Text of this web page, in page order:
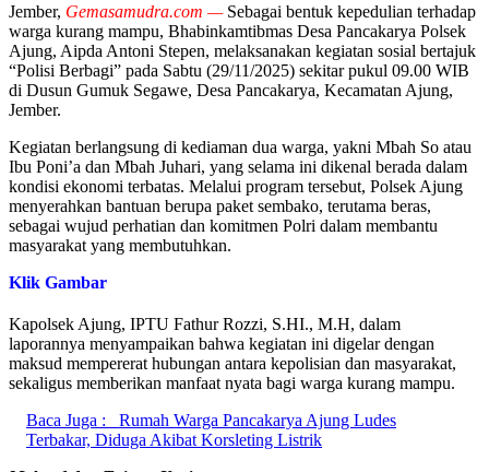
Jember, Gemasamudra.com —Sebagai bentuk kepedulian terhadap
warga kurang mampu, Bhabinkamtibmas Desa Pancakarya Polsek
Ajung, Aipda Antoni Stepen, melaksanakan kegiatan sosial bertajuk
“Polisi Berbagi” pada Sabtu (29/11/2025) sekitar pukul 09.00 WIB
di Dusun Gumuk Segawe, Desa Pancakarya, Kecamatan Ajung,
Jember.
Kegiatan berlangsung di kediaman dua warga, yakni Mbah So atau
Ibu Poni’a dan Mbah Juhari, yang selama ini dikenal berada dalam
kondisi ekonomi terbatas. Melalui program tersebut, Polsek Ajung
menyerahkan bantuan berupa paket sembako, terutama beras,
sebagai wujud perhatian dan komitmen Polri dalam membantu
masyarakat yang membutuhkan.
Klik Gambar
Kapolsek Ajung, IPTU Fathur Rozzi, S.HI., M.H, dalam
laporannya menyampaikan bahwa kegiatan ini digelar dengan
maksud mempererat hubungan antara kepolisian dan masyarakat,
sekaligus memberikan manfaat nyata bagi warga kurang mampu.
Baca Juga :
Rumah Warga Pancakarya Ajung Ludes
Terbakar, Diduga Akibat Korsleting Listrik